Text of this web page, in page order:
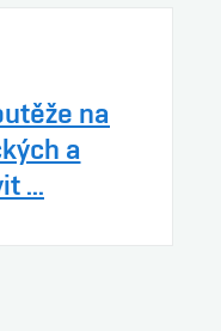
na
a
...